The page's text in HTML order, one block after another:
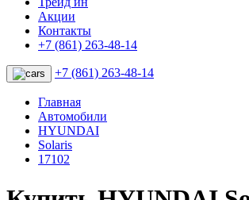
Акции
Контакты
+7 (861) 263-48-14
+7 (861) 263-48-14
Главная
Автомобили
HYUNDAI
Solaris
17102